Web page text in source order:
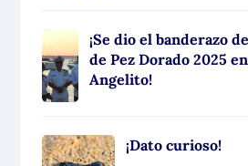
¡Se dio el banderazo
de Pez Dorado 2025
Angelito!
¡Dato curioso!